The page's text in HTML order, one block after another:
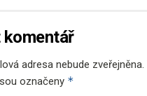
komentář
adresa nebude zveřejněna.
označeny *